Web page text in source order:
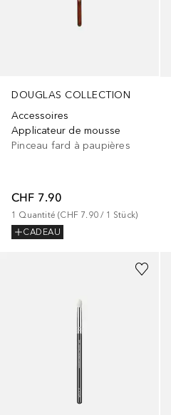
DOUGLAS COLLECTION
Accessoires
Applicateur de mousse
Pinceau fard à paupières
CHF 7.90
1 Quantité (CHF 7.90 / 1 Stück)
CADEAU